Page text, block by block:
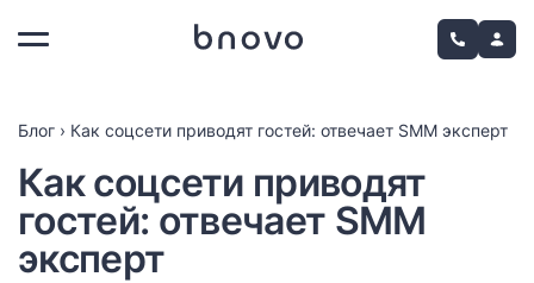
Блог › Как соцсети приводят гостей: отвечает SMM эксперт
Как соцсети приводят
гостей: отвечает SMM
эксперт